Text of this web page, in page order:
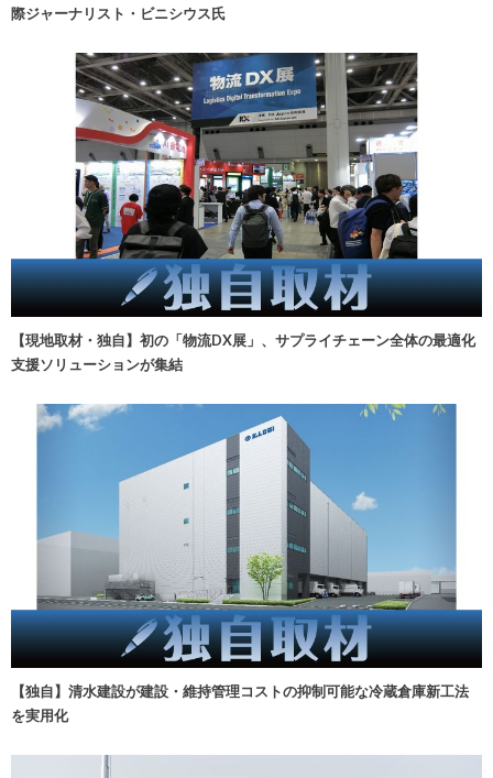
際ジャーナリスト・ビニシウス氏
【現地取材・独自】初の「物流DX展」、サプライチェーン全体の最適化
支援ソリューションが集結
【独自】清水建設が建設・維持管理コストの抑制可能な冷蔵倉庫新工法
を実用化